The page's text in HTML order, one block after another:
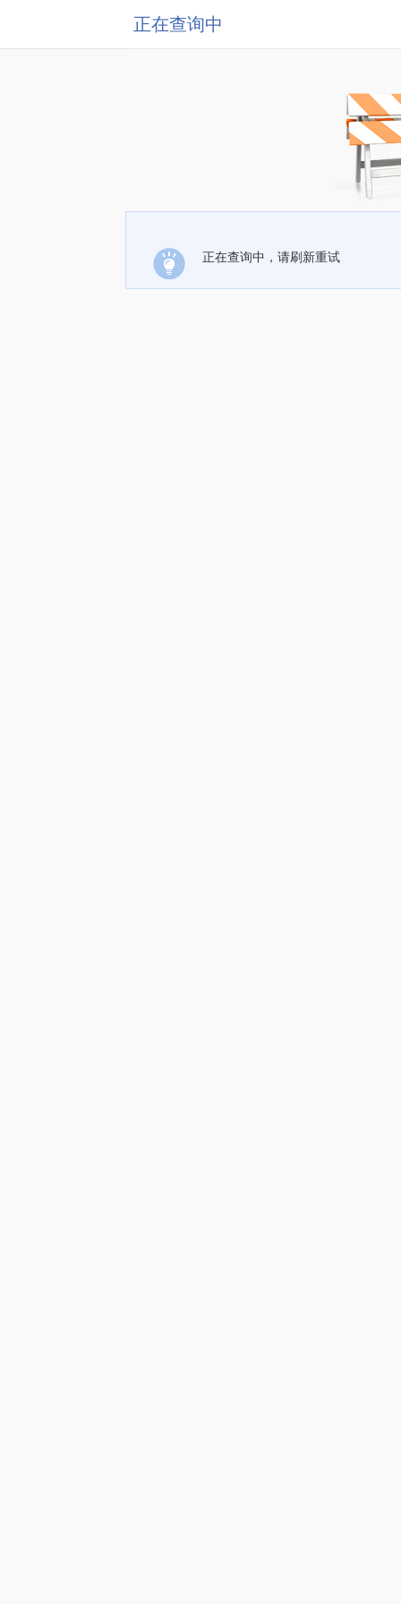
正在查询中
正在查询中，请刷新重试